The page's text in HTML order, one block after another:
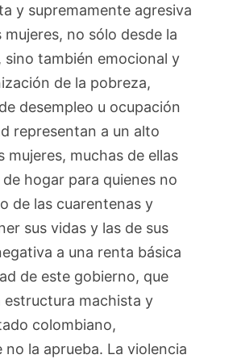
y supremamente agresiva
mujeres, no sólo desde la
sino también emocional y
de la pobreza,
desempleo u ocupación
representan a un alto
mujeres, muchas de ellas
hogar para quienes no
de las cuarentenas y
sus vidas y las de sus
a una renta básica
de este gobierno, que
estructura machista y
colombiano,
no la aprueba. La violencia